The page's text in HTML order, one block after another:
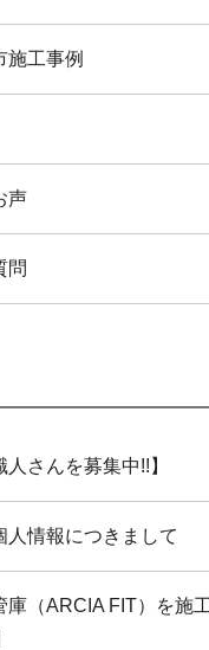
施工事例
声
問
人さんを募集中!!】
人情報につきまして
庫（ARCIA FIT）を施